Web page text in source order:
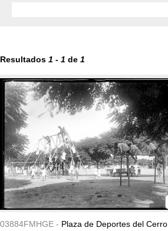
Resultados 1 - 1 de 1
03884FMHGE - Plaza de Deportes del Cerro.